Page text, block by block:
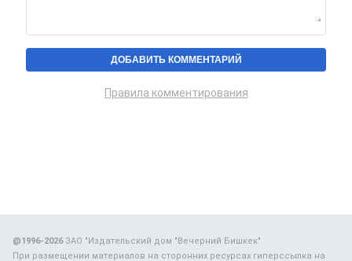
Правила комментирования
@1996-2026ЗАО "Издательский дом "Вечерний Бишкек"
При размещении материалов на сторонних ресурсах гиперссылка на